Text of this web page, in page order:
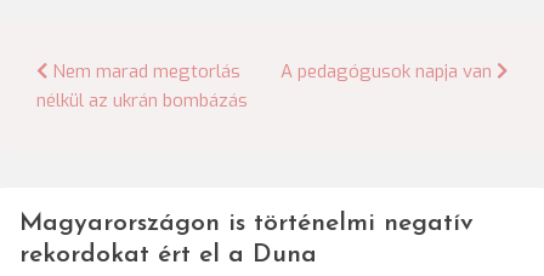
Bejegyzés
Nem marad megtorlás
nélkül az ukrán bombázás
A pedagógusok napja van
Magyarországon is történelmi negatív
rekordokat ért el a Duna